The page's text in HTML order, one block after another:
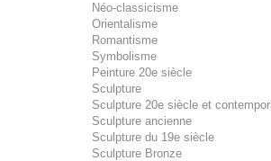
Néo-classicisme
Orientalisme
Romantisme
Symbolisme
Peinture 20e siècle
Sculpture
Sculpture 20e siècle et
Sculpture ancienne
Sculpture du 19e siècle
Sculpture Bronze